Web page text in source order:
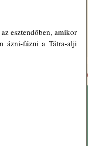
esztendőben, amikor
ázni-fázni a Tátra-alji